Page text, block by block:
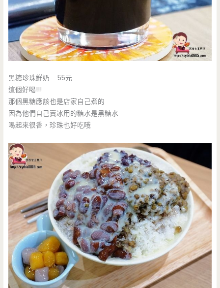
黑糖珍珠鮮奶 55元
這個好喝!!!
那個黑糖應該也是店家自己煮的
因為他們自己賣冰用的糖水是黑糖水
喝起來很香，珍珠也好吃哦